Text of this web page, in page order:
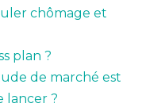
chômage et
plan ?
de marché est
lancer ?